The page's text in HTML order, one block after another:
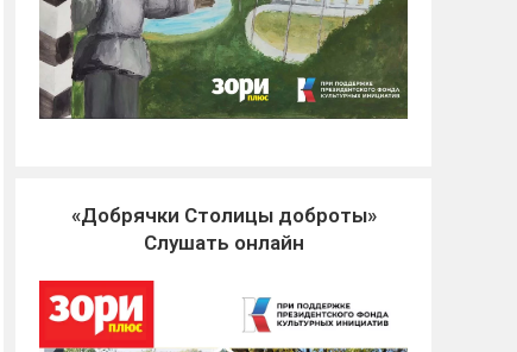
«Добрячки Столицы доброты»
Слушать онлайн